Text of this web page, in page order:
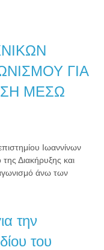
ΓΙΑ
ΜΕΣΩ
Ιωαννίνων
Διακήρυξης και
άνω των
την
του